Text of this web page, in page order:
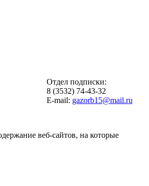
Отдел подписки:
8 (3532) 74-43-32
E-mail: gazorb15@mail.ru
веб-сайтов, на которые